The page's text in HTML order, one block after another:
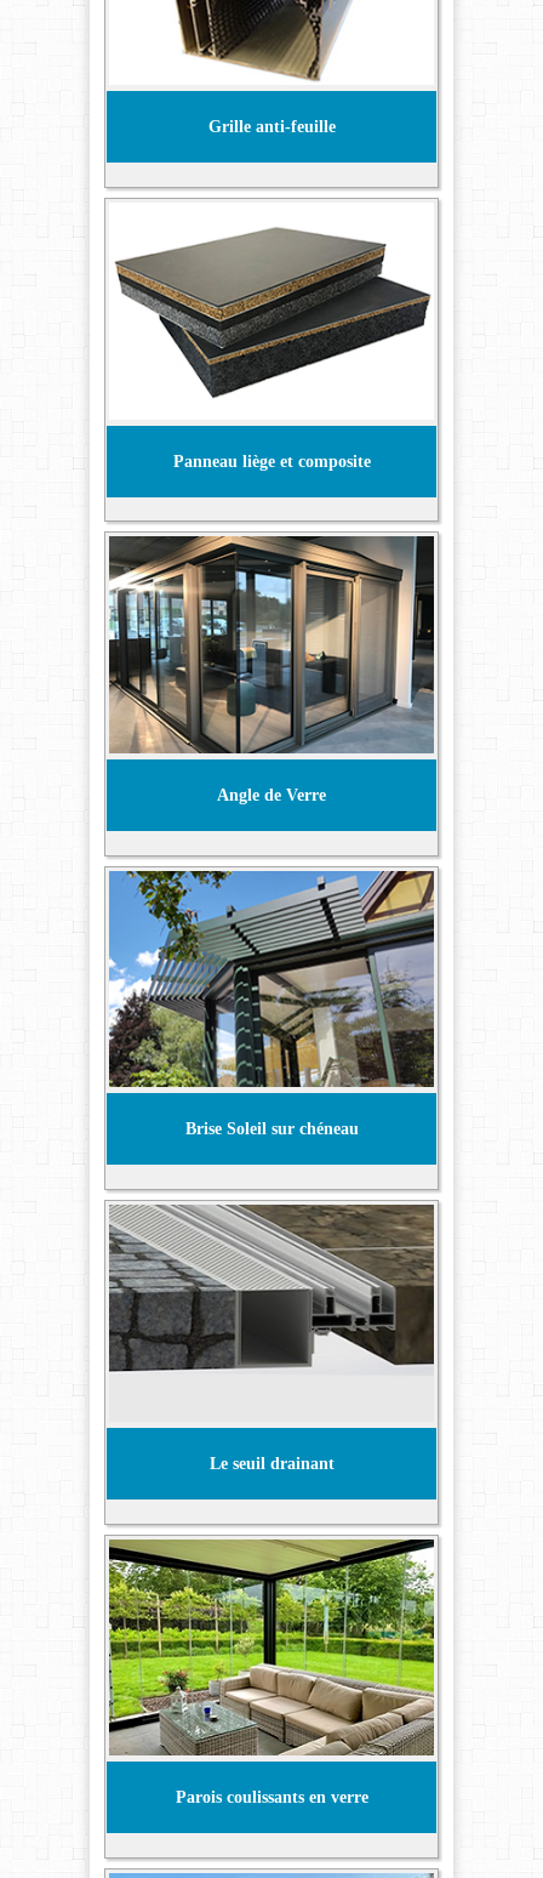
Grille anti-feuille
Panneau liège et composite
Angle de Verre
Brise Soleil sur chéneau
Le seuil drainant
Parois coulissants en verre